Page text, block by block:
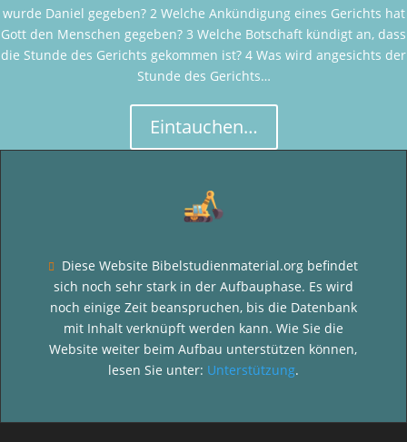
wurde Daniel gegeben? 2 Welche Ankündigung eines Gerichts hat
Gott den Menschen gegeben? 3 Welche Botschaft kündigt an, dass
die Stunde des Gerichts gekommen ist? 4 Was wird angesichts der
Stunde des Gerichts…
Eintauchen…

Diese Website Bibelstudienmaterial.org befindet
sich noch sehr stark in der Aufbauphase. Es wird
noch einige Zeit beanspruchen, bis die Datenbank
mit Inhalt verknüpft werden kann. Wie Sie die
Website weiter beim Aufbau unterstützen können,
lesen Sie unter: Unterstützung.